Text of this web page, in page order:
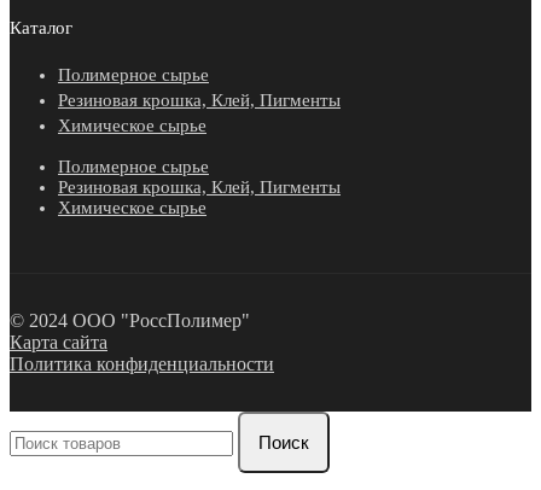
Каталог
Полимерное сырье
Резиновая крошка, Клей, Пигменты
Химическое сырье
Полимерное сырье
Резиновая крошка, Клей, Пигменты
Химическое сырье
© 2024 ООО "РоссПолимер"
Карта сайта
Политика конфиденциальности
Поиск